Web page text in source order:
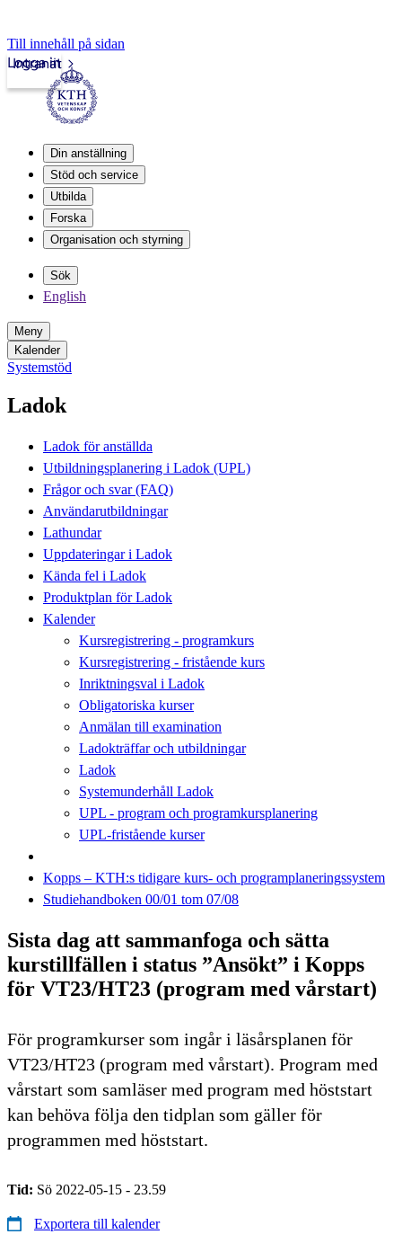
Till innehåll på sidan
Intranät
Logga in
Din anställning
Stöd och service
Utbilda
Forska
Organisation och styrning
Sök
English
Meny
Kalender
Systemstöd
Ladok
Ladok för anställda
Utbildningsplanering i Ladok (UPL)
Frågor och svar (FAQ)
Användarutbildningar
Lathundar
Uppdateringar i Ladok
Kända fel i Ladok
Produktplan för Ladok
Kalender
Kursregistrering - programkurs
Kursregistrering - fristående kurs
Inriktningsval i Ladok
Obligatoriska kurser
Anmälan till examination
Ladokträffar och utbildningar
Ladok
Systemunderhåll Ladok
UPL - program och programkursplanering
UPL-fristående kurser
Kopps – KTH:s tidigare kurs- och programplaneringssystem
Studiehandboken 00/01 tom 07/08
Sista dag att sammanfoga och sätta
kurstillfällen i status ”Ansökt” i Kopps
för VT23/HT23 (program med vårstart)
För programkurser som ingår i läsårsplanen för
VT23/HT23 (program med vårstart). Program med
vårstart som samläser med program med höststart
kan behöva följa den tidplan som gäller för
programmen med höststart.
Tid: Sö 2022-05-15 - 23.59
Exportera till kalender